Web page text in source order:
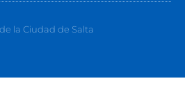
la Ciudad de Salta